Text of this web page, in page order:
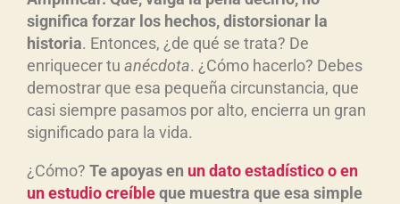
significa forzar los hechos, distorsionar la
historia. Entonces, ¿de qué se trata? De
enriquecer tu anécdota. ¿Cómo hacerlo? Debes
demostrar que esa pequeña circunstancia, que
casi siempre pasamos por alto, encierra un gran
significado para la vida.
¿Cómo? Te apoyas en un dato estadístico o en
un estudio creíbleque muestra que esa simple